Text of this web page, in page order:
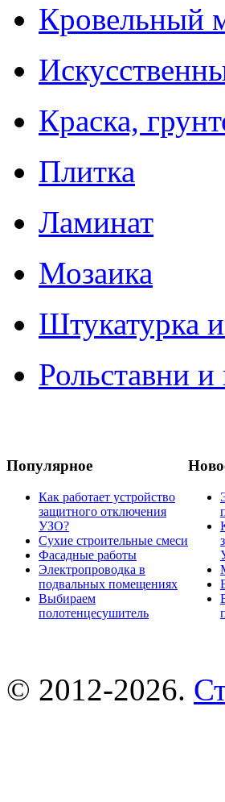
Кровельный
Краска,
Плитка
Ламинат
Мозаика
Штукатурка
Рольставни и
Популярное
Как работает устройство
защитного отключения
УЗО?
Сухие строительные смеси
Фасадные работы
Электропроводка в
подвальных помещениях
Выбираем
полотенцесушитель
© 2012-2026.